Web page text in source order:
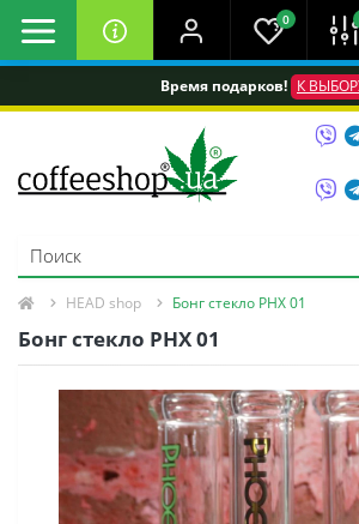
Время подарков! К
0
HEAD shop Бонг стекло PHX 01
Бонг стекло PHX 01